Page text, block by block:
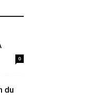
0
du